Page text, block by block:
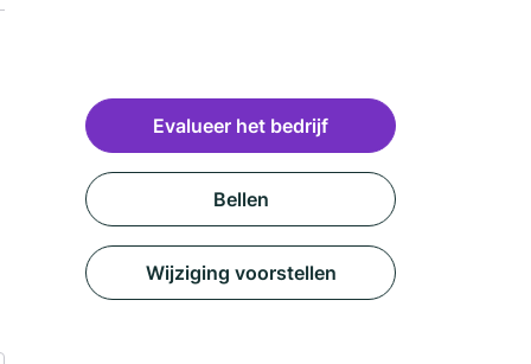
Evalueer het bedrijf
Bellen
Wijziging voorstellen